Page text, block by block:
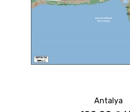
Antalya